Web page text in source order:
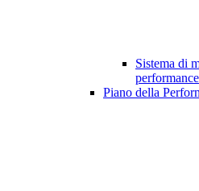
Sistema di
performance
Piano della